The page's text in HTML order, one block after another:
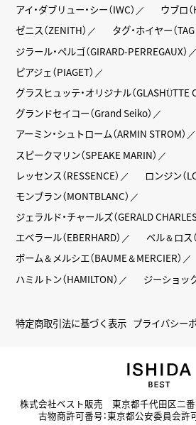
アイ・ダブリュー・シー（IWC）
ウブロ
ゼニス（ZENITH）
タグ・ホイヤー（
ジラール・ペルゴ（GIRARD-PERREGAUX）
ピアジェ（PIAGET）
グラスヒュッテ・オリジナル（GLASHÜTTE
グランドセイコー（Grand Seiko）
アーミン・シュトローム（ARMIN STROM）
スピークマリン（SPEAKE MARIN）
レッセンス（RESSENCE）
ロンジン（
モンブラン（MONTBLANC）
ジェラルド・チャールズ（GERALD CHARLES
エベラール（EBERHARD）
ベル＆ロス
ボーム＆メルシエ（BAUME＆MERCIER）
ハミルトン（HAMILTON）
ジーショッ
特定商取引法に基づく表示 プライバシー
株式会社ベスト販売 東京都千代田区二
古物商許可番号：東京都公安委員会許